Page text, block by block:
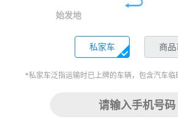
始发地
私家车 商
*私家车泛指运输时已上牌的车辆，包含汽车临